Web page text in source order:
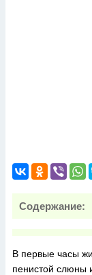
Содержание:
В первые часы
пенистой слюны